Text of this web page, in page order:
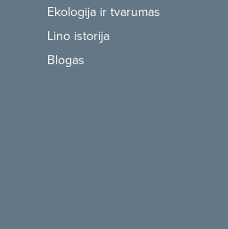
Ekologija ir tvarumas
Lino istorija
Blogas